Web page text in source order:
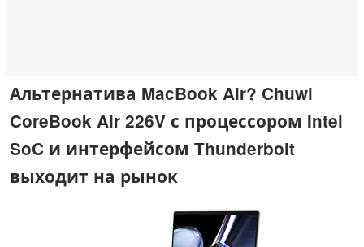
Альтернатива MacBook Air? Chuwi
CoreBook Air 226V с процессором Intel
SoC и интерфейсом Thunderbolt
выходит на рынок